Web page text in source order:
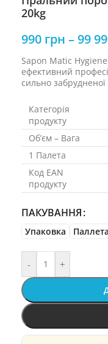
20kg
990 грн –99
Sapon Matic
ефективний
сильно забрудненої
Категорія
продукту
Об’єм – Вага
1 Палета
Код EAN
продукту
ПАКУВАННЯ
Упаковка Паллета
- +